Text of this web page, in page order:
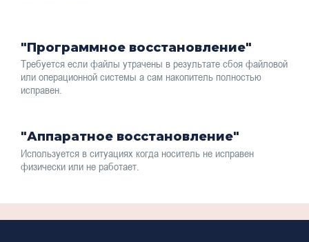
"Программное восстановление"
Требуется если файлы утрачены в результате сбоя файловой
или операционной системы а сам накопитель полностью
исправен.
"Аппаратное восстановление"
Используется в ситуациях когда носитель не исправен
физически или не работает.